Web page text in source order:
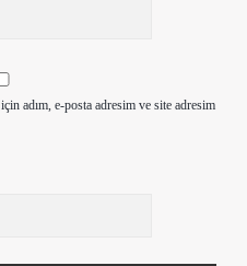
adım, e-posta adresim ve site adresim